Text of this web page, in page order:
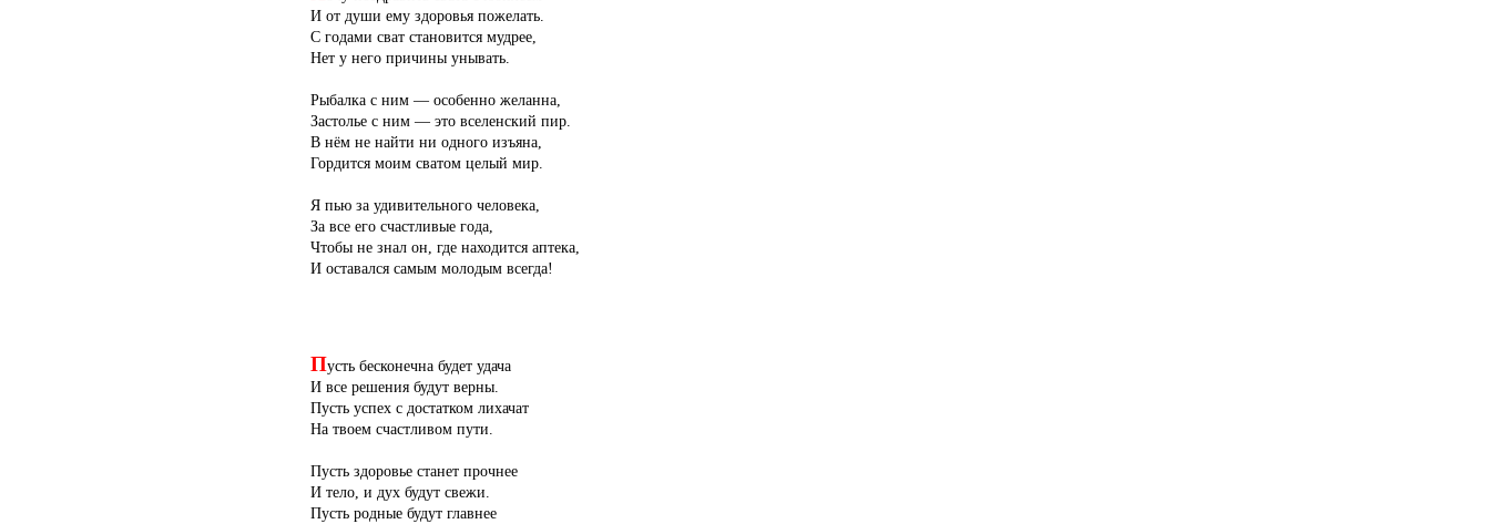
И от души ему здоровья пожелать.
С годами сват становится мудрее,
Нет у него причины унывать.
Рыбалка с ним — особенно желанна,
Застолье с ним — это вселенский пир.
В нём не найти ни одного изъяна,
Гордится моим сватом целый мир.
Я пью за удивительного человека,
За все его счастливые года,
Чтобы не знал он, где находится аптека,
И оставался самым молодым всегда!
Пусть бесконечна будет удача
И все решения будут верны.
Пусть успех с достатком лихачат
На твоем счастливом пути.
Пусть здоровье станет прочнее
И тело, и дух будут свежи.
Пусть родные будут главнее